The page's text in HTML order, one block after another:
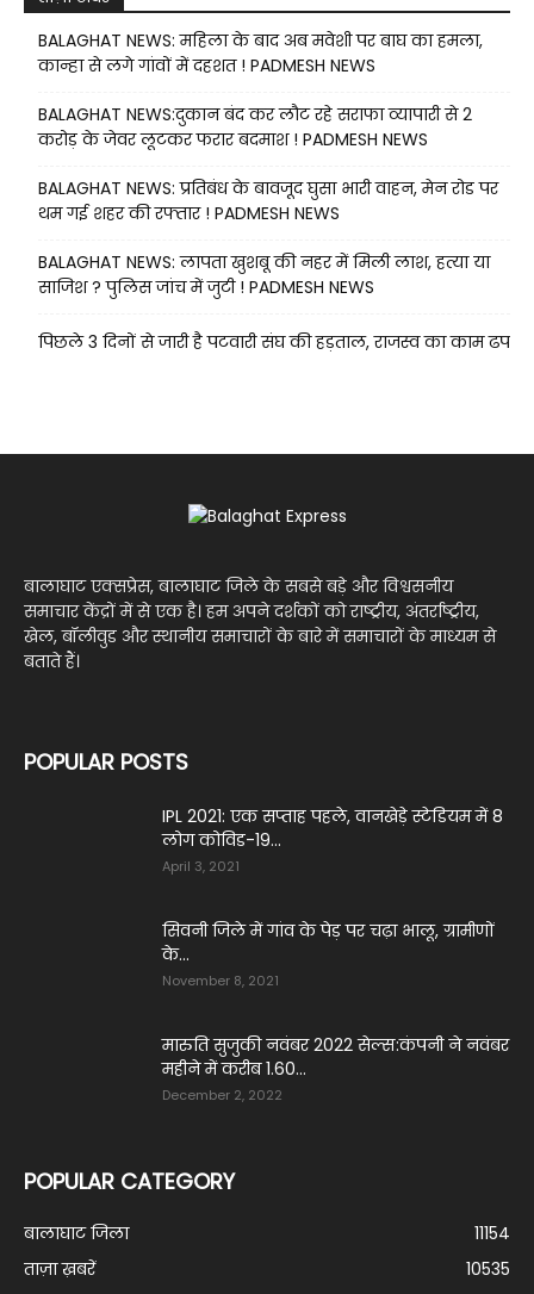
BALAGHAT NEWS: महिला के बाद अब मवेशी पर बाघ का हमला,
कान्हा से लगे गांवों में दहशत ! PADMESH NEWS
BALAGHAT NEWS:दुकान बंद कर लौट रहे सराफा व्यापारी से 2
करोड़ के जेवर लूटकर फरार बदमाश ! PADMESH NEWS
BALAGHAT NEWS: प्रतिबंध के बावजूद घुसा भारी वाहन, मेन रोड पर
थम गई शहर की रफ्तार ! PADMESH NEWS
BALAGHAT NEWS: लापता खुशबू की नहर में मिली लाश, हत्या या
साजिश ? पुलिस जांच में जुटी ! PADMESH NEWS
पिछले 3 दिनों से जारी है पटवारी संघ की हड़ताल, राजस्व का काम ढप
बालाघाट एक्सप्रेस, बालाघाट जिले के सबसे बड़े और विश्वसनीय
समाचार केंद्रों में से एक है। हम अपने दर्शकों को राष्ट्रीय, अंतर्राष्ट्रीय,
खेल, बॉलीवुड और स्थानीय समाचारों के बारे में समाचारों के माध्यम से
बताते हैं।
POPULAR POSTS
IPL 2021: एक सप्‍ताह पहले, वानखेड़े स्‍टेडियम में 8
लोग कोविड-19...
April 3, 2021
सिवनी जिले में गांव के पेड़ पर चढ़ा भालू, ग्रामीणों
के...
November 8, 2021
मारुति सुजुकी नवंबर 2022 सेल्स:कंपनी ने नवंबर
महीने में करीब 1.60...
December 2, 2022
POPULAR CATEGORY
बालाघाट जिला
11154
ताज़ा ख़बरें
10535